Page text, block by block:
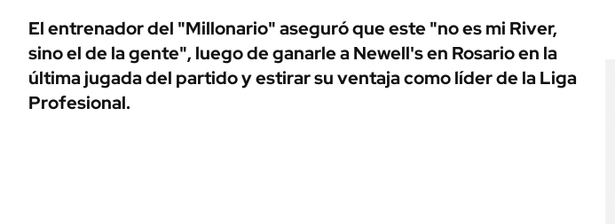
URUGUAY
AUTOS
El entrenador del "Millonario" aseguró que este "no es mi River,
sino el de la gente", luego de ganarle a Newell's en Rosario en la
última jugada del partido y estirar su ventaja como líder de la Liga
Profesional.